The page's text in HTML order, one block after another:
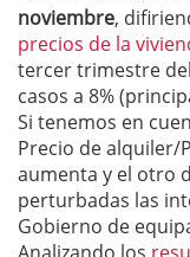
noviembre,
precios de la
tercer trimestre
casos a 8%
Si tenemos en
Precio de alquiler/
aumenta y el otro
perturbadas las
Gobierno de